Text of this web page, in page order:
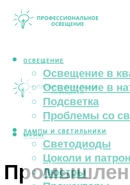
ОСВЕЩЕНИЕ
Освещение в
Освещение в
Подсветка
Проблемы со
ЛАМПЫ И СВЕТИЛЬНИКИ
Светодиоды
Цоколи и
Люстры
МЕНЮ